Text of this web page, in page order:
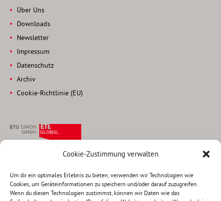
Cookie-Zustimmung verwalten
Um dir ein optimales Erlebnis zu bieten, verwenden wir Technologien wie
Cookies, um Geräteinformationen zu speichern und/oder darauf zuzugreifen.
Wenn du diesen Technologien zustimmst, können wir Daten wie das
Über Uns
Downloads
Newsletter
Impressum
Datenschutz
Archiv
Cookie-Richtlinie (EU)
Steuerberatungsgesellschaft
Pettenkoferstraße 22
80336 München